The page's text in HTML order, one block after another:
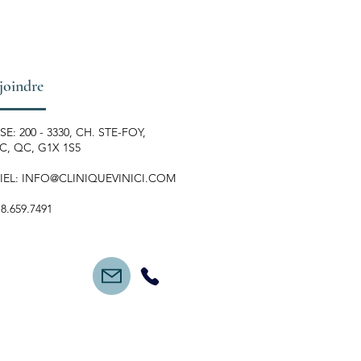
200 - 3330, CH. STE-FOY,
QC, G1X 1S5
INFO@CLINIQUEVINICI.COM